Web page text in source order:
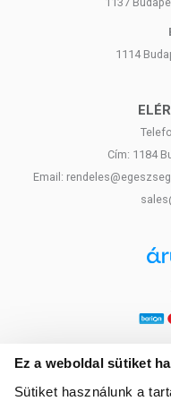
Ez a weboldal sütiket
Sütiket használunk a
Ne kerüljön szembe,
sajtolt illóolajat!
egyéni
megfelelően
Várandós és
használata előtt
Hűvös, fénytől
az olaj zavarossá válhat,
1114
Cím: 1184
Email: